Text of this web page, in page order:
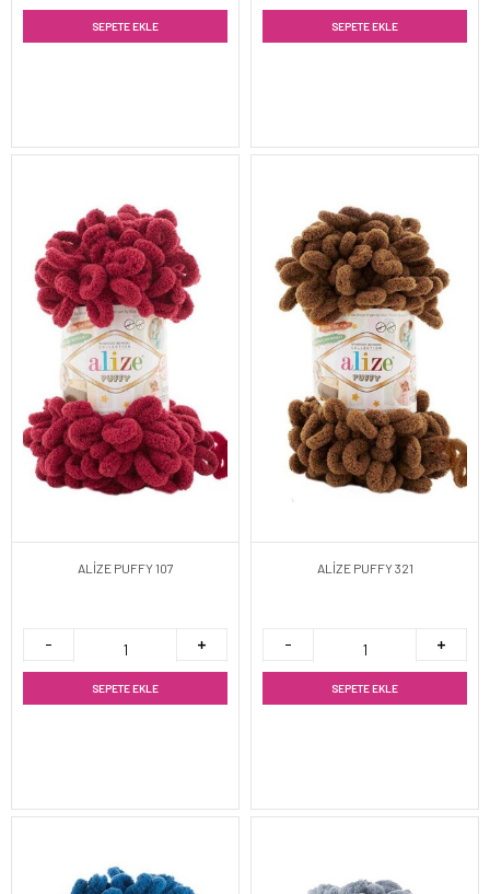
SEPETE EKLE SEPETE EKLE
ALİZE PUFFY 107
SEPETE EKLE
ALİZE PUFFY 321
SEPETE EKLE